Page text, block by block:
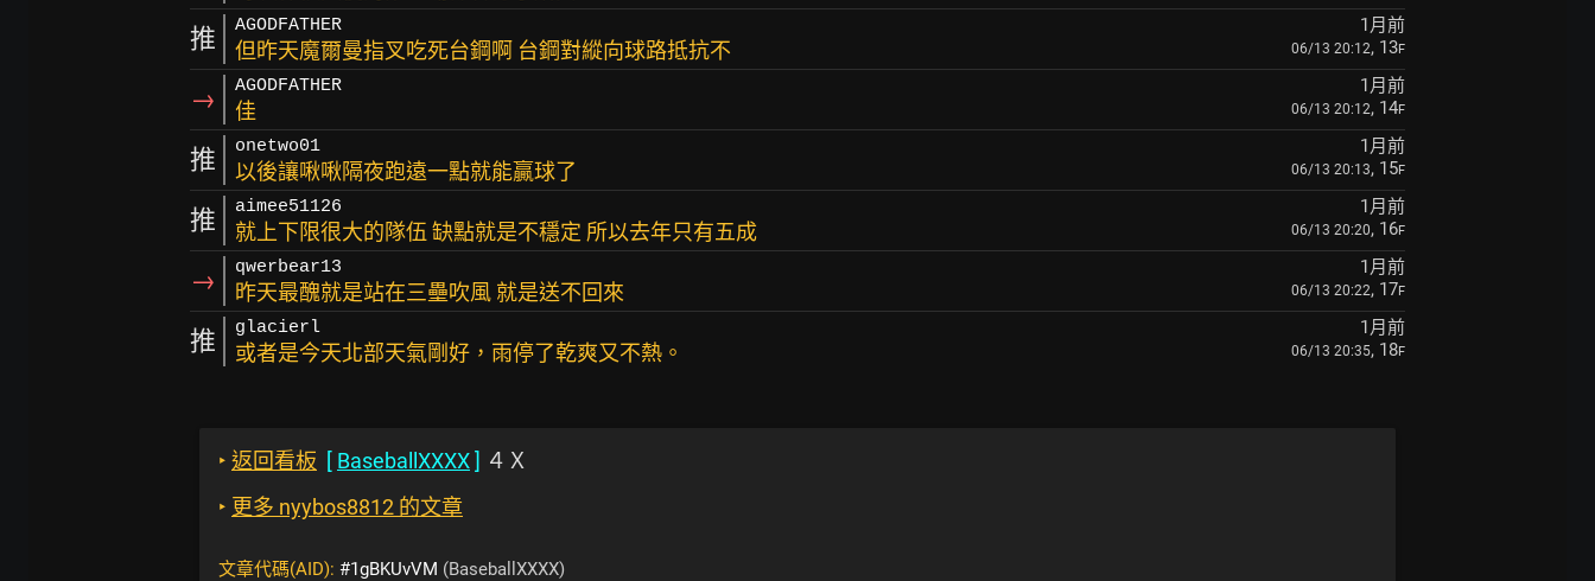
推 AGODFATHER 1月前
但昨天魔爾曼指叉吃死台鋼啊 台鋼對縱向球路抵抗不 06/13 20:12, 13F
→ AGODFATHER 1月前
佳 06/13 20:12, 14F
推 onetwo01 1月前
以後讓啾啾隔夜跑遠一點就能贏球了 06/13 20:13, 15F
推 aimee51126 1月前
就上下限很大的隊伍 缺點就是不穩定 所以去年只有五成 06/13 20:20, 16F
→ qwerbear13 1月前
昨天最醜就是站在三壘吹風 就是送不回來 06/13 20:22, 17F
推 glacierl 1月前
或者是今天北部天氣剛好，雨停了乾爽又不熱。 06/13 20:35, 18F
‣ 返回看板 [ BaseballXXXX] ４Ｘ
‣ 更多 nyybos8812 的文章
文章代碼(AID): #1gBKUvVM (BaseballXXXX)